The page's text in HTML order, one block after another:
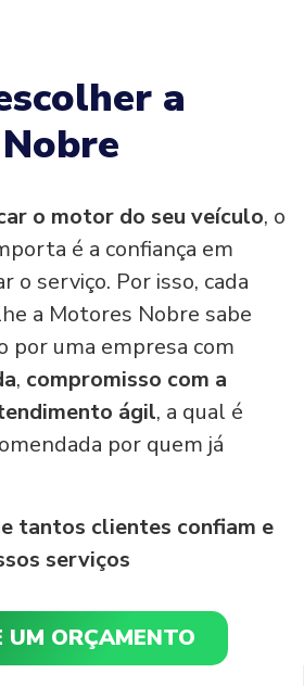
a
o motor do seu veículo, o
é a confiança em
o serviço. Por isso, cada
a Motores Nobre sabe
por uma empresa com
, compromisso com a
ágil, a qual é
por quem já
tantos clientes confiam e
serviços
UM ORÇAMENTO